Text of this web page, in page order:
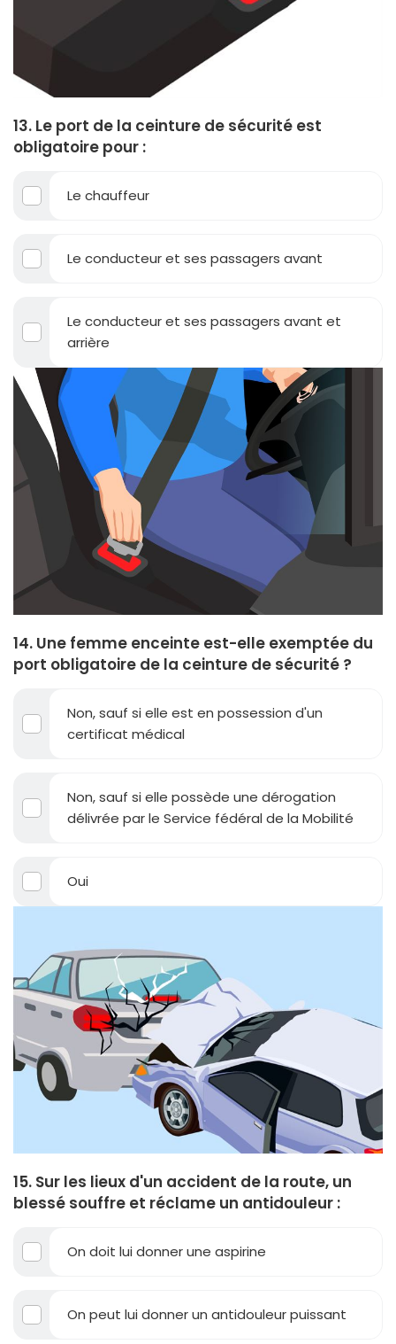
13. Le port de la ceinture de sécurité est
obligatoire pour :
Le chauffeur
Le conducteur et ses passagers avant
Le conducteur et ses passagers avant et
arrière
14. Une femme enceinte est-elle exemptée du
port obligatoire de la ceinture de sécurité ?
Non, sauf si elle est en possession d'un
certificat médical
Non, sauf si elle possède une dérogation
délivrée par le Service fédéral de la Mobilité
Oui
15. Sur les lieux d'un accident de la route, un
blessé souffre et réclame un antidouleur :
On doit lui donner une aspirine
On peut lui donner un antidouleur puissant